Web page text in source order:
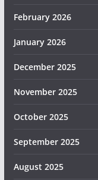
February 2026
January 2026
December 2025
November 2025
October 2025
September 2025
August 2025